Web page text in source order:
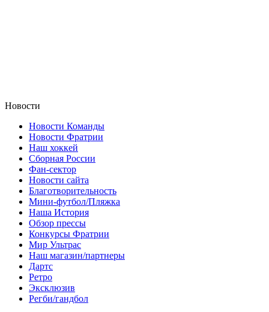
Новости
Новости Команды
Новости Фратрии
Наш хоккей
Сборная России
Фан-cектор
Новости сайта
Благотворительность
Мини-футбол/Пляжка
Наша История
Обзор прессы
Конкурсы Фратрии
Мир Ультрас
Наш магазин/партнеры
Дартс
Ретро
Эксклюзив
Регби/гандбол